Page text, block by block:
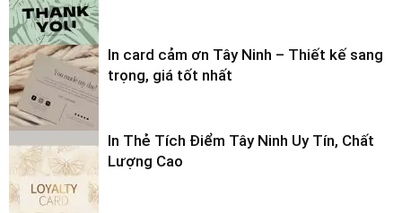
In card cảm ơn Tây Ninh – Thiết kế sang
trọng, giá tốt nhất
In Thẻ Tích Điểm Tây Ninh Uy Tín, Chất
Lượng Cao